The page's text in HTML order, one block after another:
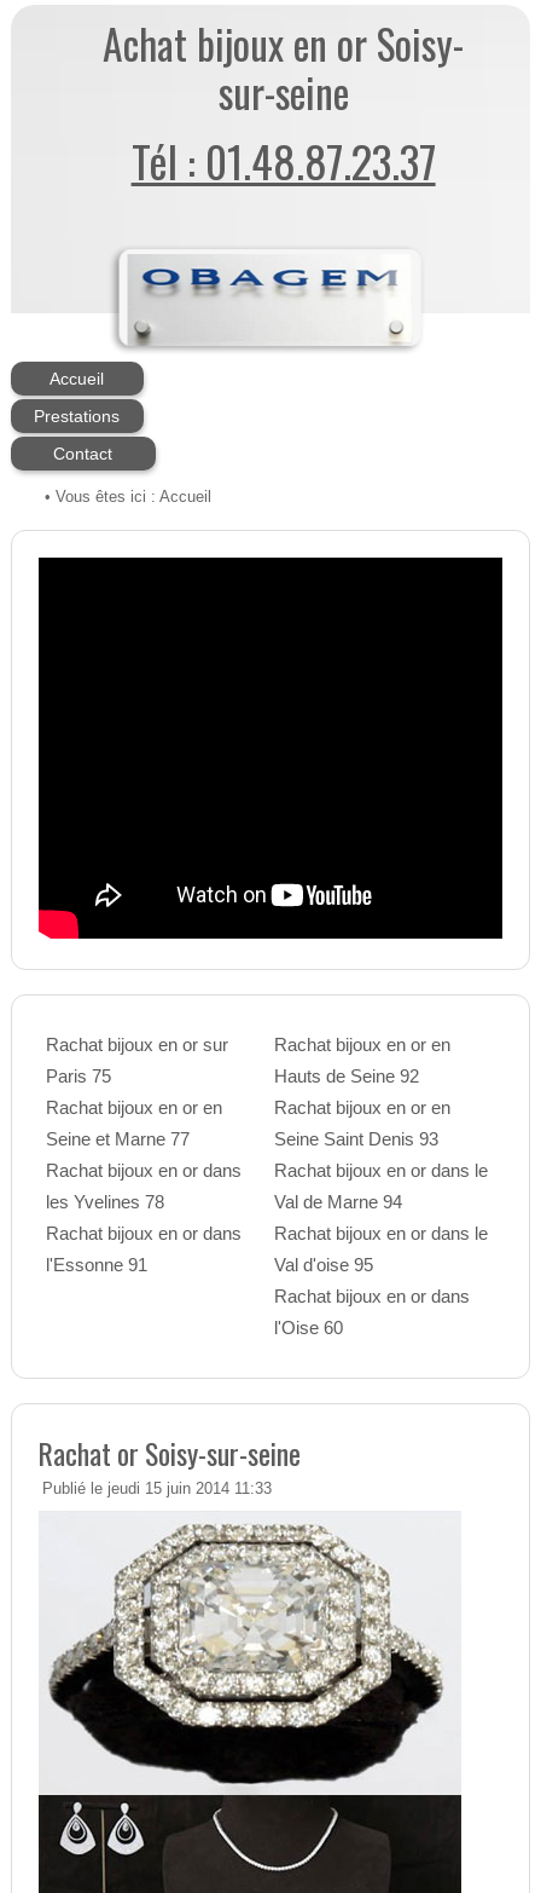
Achat bijoux en or Soisy-
sur-seine
Tél : 01.48.87.23.37
Accueil
Prestations
Contact
• Vous êtes ici : Accueil
Rachat bijoux en or sur
Paris 75
Rachat bijoux en or en
Seine et Marne 77
Rachat bijoux en or dans
les Yvelines 78
Rachat bijoux en or dans
l'Essonne 91
Rachat bijoux en or en
Hauts de Seine 92
Rachat bijoux en or en
Seine Saint Denis 93
Rachat bijoux en or dans le
Val de Marne 94
Rachat bijoux en or dans le
Val d'oise 95
Rachat bijoux en or dans
l'Oise 60
Rachat or Soisy-sur-seine
Publié le jeudi 15 juin 2014 11:33